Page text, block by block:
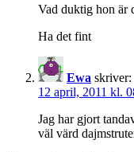
Vad duktig hon är
Ha det fint
Ewa skriver:
12 april, 2011 kl.
Jag har gjort
väl värd